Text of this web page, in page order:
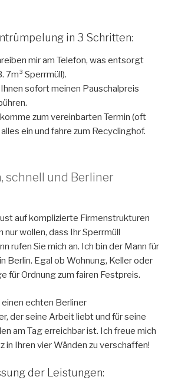
in 3 Schritten:
mir am Telefon, was entsorgt
7m³ Sperrmüll).
sofort meinen Pauschalpreis
zum vereinbarten Termin (oft
ein und fahre zum Recyclinghof.
schnell und Berliner
auf komplizierte Firmenstrukturen
nur wollen, dass Ihr Sperrmüll
rufen Sie mich an. Ich bin der Mann für
Berlin. Egal ob Wohnung, Keller oder
für Ordnung zum fairen Festpreis.
echten Berliner
der seine Arbeit liebt und für seine
am Tag erreichbar ist. Ich freue mich
in Ihren vier Wänden zu verschaffen!
der Leistungen: